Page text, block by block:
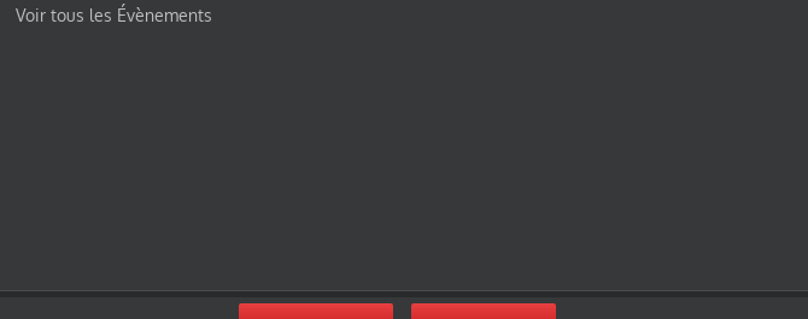
Voir tous les Évènements